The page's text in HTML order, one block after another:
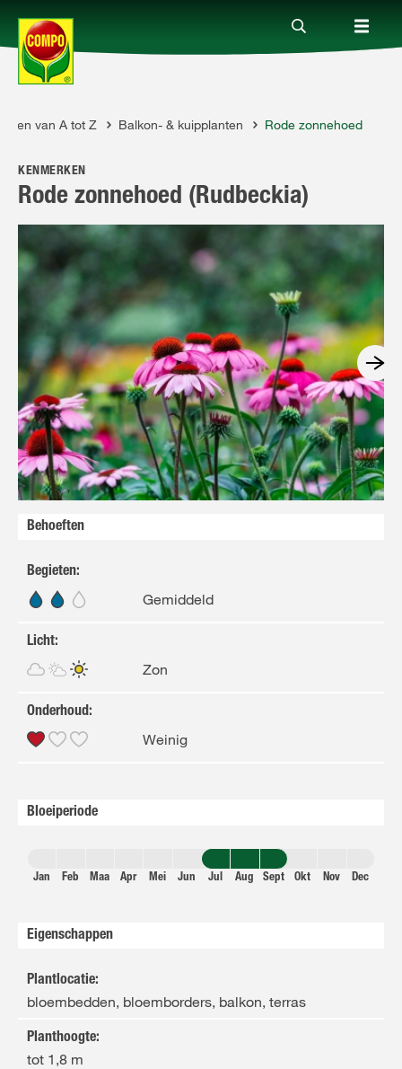
Producten
Advies
Thema's
Tot je dienst
Onderneming
FR NL
van A tot Z Balkon- & kuipplanten Rode zonnehoed
KENMERKEN
Rode zonnehoed (Rudbeckia)
Behoeften
Begieten:
Gemiddeld
Licht:
Zon
Onderhoud:
Weinig
Bloeiperiode
Jan Feb Maa Apr Mei Jun Jul Aug Sept Okt Nov Dec
Eigenschappen
Plantlocatie:
bloembedden, bloemborders, balkon, terras
Planthoogte:
tot 1,8 m